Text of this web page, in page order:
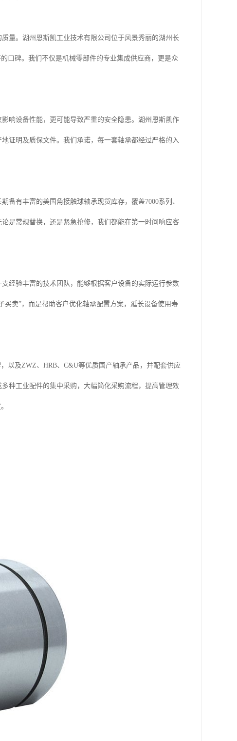
量。湖州恩斯凯工业技术有限公司位于风景秀丽的湖州长
口碑。我们不仅是机械零部件的专业集成供应商，更是众
响设备性能，更可能导致严重的安全隐患。湖州恩斯凯作
证明及质保文件。我们承诺，每一套轴承都经过严格的入
备有丰富的美国角接触球轴承现货库存，覆盖7000系列、
是常规替换，还是紧急抢修，我们都能在第一时间响应客
经验丰富的技术团队，能够根据客户设备的实际运行参数
卖”，而是帮助客户优化轴承配置方案，延长设备使用寿
以及ZWZ、HRB、C&U等优质国产轴承产品，并配套供应
种工业配件的集中采购，大幅简化采购流程，提高管理效